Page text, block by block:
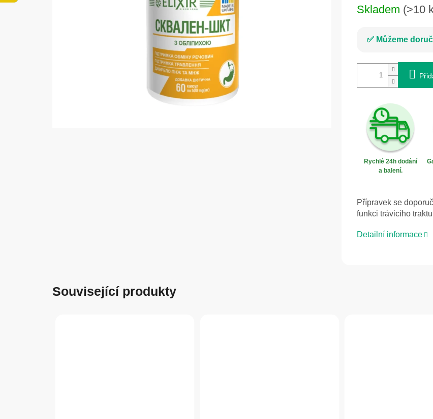
Skladem (>10
Můžeme
Rychlé 24h dodání
a balení.
Přípravek se
funkci trávicího
Detailní informace
Související produkty